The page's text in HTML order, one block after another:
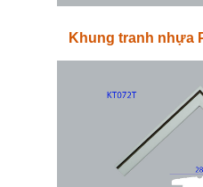
Khung tranh nhựa